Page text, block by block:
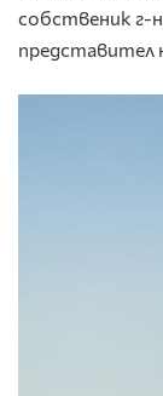
собственик г-
представител